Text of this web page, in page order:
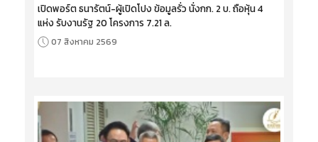
เปิดพอร์ต ธนารัตน์-ผู้เปิดโปง ข้อมูลรั่ว นั่งกก. 2 บ. ถือหุ้น 4
แห่ง รับงานรัฐ 20 โครงการ 7.21 ล.
07 สิงหาคม 2569